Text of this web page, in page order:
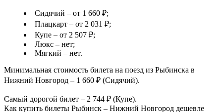
Сидячий – от 1 660 ₽;
Плацкарт – от 2 031 ₽;
Купе – от 2 507 ₽;
Люкс – нет;
Мягкий – нет.
Минимальная стоимость билета на поезд из Рыбинска в
Нижний Новгород – 1 660 ₽ (Сидячий).
Самый дорогой билет – 2 744 ₽ (Купе).
Как купить билеты Рыбинск – Нижний Новгород дешевле